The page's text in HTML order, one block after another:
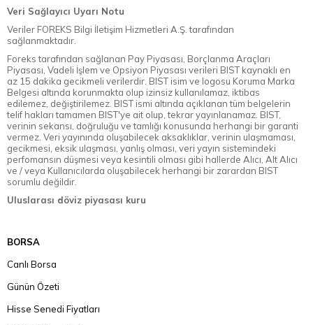
Veri Sağlayıcı Uyarı Notu
Veriler FOREKS Bilgi İletişim Hizmetleri A.Ş. tarafından
sağlanmaktadır.
Foreks tarafından sağlanan Pay Piyasası, Borçlanma Araçları
Piyasası, Vadeli İşlem ve Opsiyon Piyasası verileri BIST kaynaklı en
az 15 dakika gecikmeli verilerdir. BIST isim ve logosu Koruma Marka
Belgesi altında korunmakta olup izinsiz kullanılamaz, iktibas
edilemez, değiştirilemez. BIST ismi altında açıklanan tüm belgelerin
telif hakları tamamen BIST'ye ait olup, tekrar yayınlanamaz. BIST,
verinin sekansı, doğruluğu ve tamlığı konusunda herhangi bir garanti
vermez. Veri yayınında oluşabilecek aksaklıklar, verinin ulaşmaması,
gecikmesi, eksik ulaşması, yanlış olması, veri yayın sistemindeki
perfomansın düşmesi veya kesintili olması gibi hallerde Alıcı, Alt Alıcı
ve / veya Kullanıcılarda oluşabilecek herhangi bir zarardan BIST
sorumlu değildir.
Uluslarası döviz piyasası kuru
BORSA
Canlı Borsa
Günün Özeti
Hisse Senedi Fiyatları